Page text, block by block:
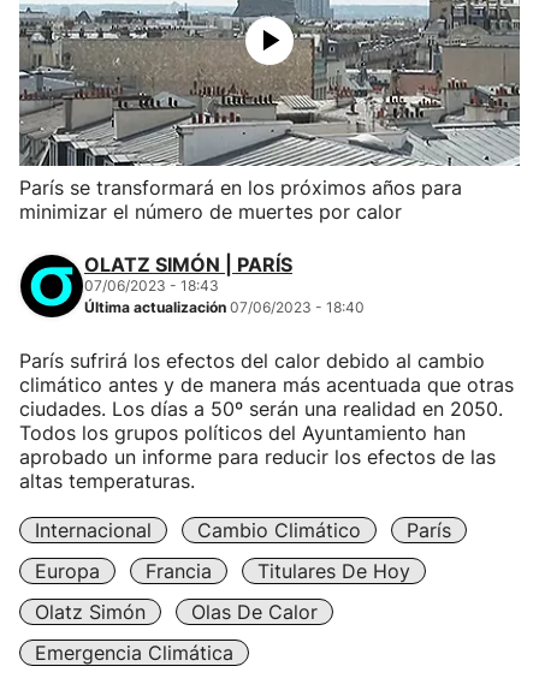
París se transformará en los próximos años para
minimizar el número de muertes por calor
OLATZ SIMÓN | PARÍS
07/06/2023 - 18:43
Última actualización 07/06/2023 - 18:40
París sufrirá los efectos del calor debido al cambio
climático antes y de manera más acentuada que otras
ciudades. Los días a 50º serán una realidad en 2050.
Todos los grupos políticos del Ayuntamiento han
aprobado un informe para reducir los efectos de las
altas temperaturas.
Internacional Cambio Climático
París
Europa
Francia
Titulares De Hoy
Olatz Simón
Olas De Calor
Emergencia Climática